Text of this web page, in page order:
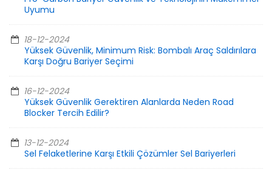
Uyumu
18-12-2024
Yüksek Güvenlik, Minimum Risk: Bombalı Araç Saldırılara
Karşı Doğru Bariyer Seçimi
16-12-2024
Yüksek Güvenlik Gerektiren Alanlarda Neden Road
Blocker Tercih Edilir?
13-12-2024
Sel Felaketlerine Karşı Etkili Çözümler Sel Bariyerleri